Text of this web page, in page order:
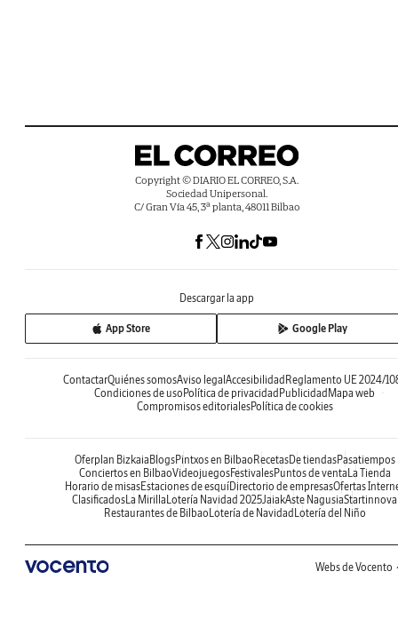
Copyright © DIARIO EL CORREO, S.A.
Sociedad Unipersonal.
C/ Gran Vía 45, 3ª planta, 48011 Bilbao
Descargar la app
App Store Google Play
ContactarQuiénes somosAviso legal Accesibilidad Reglamento UE 2024/
Condiciones de uso Política de privacidad Publicidad Mapa web
Compromisos editorialesPolítica de cookies
Oferplan Bizkaia BlogsPintxos en Bilbao RecetasDe tiendasPasatiempos
Conciertos en BilbaoVideojuegosFestivalesPuntos de venta La Tienda
Horario de misasEstaciones de esquíDirectorio de empresasOfertas
Clasificados La Mirilla Lotería Navidad 2025JaiakAste NagusiaStartinnova
Restaurantes de Bilbao Lotería de Navidad Lotería del Niño
Webs de Vocento